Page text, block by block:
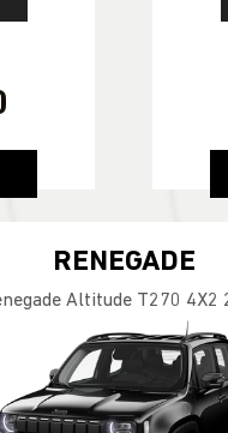
RENEGADE
Altitude T270 4X2